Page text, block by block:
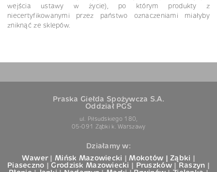
wejścia ustawy w życie), po którym produkty z
niecertyfikowanymi przez państwo oznaczeniami miałyby
zniknąć ze sklepów.
Praska Giełda Spożywcza S.A.
Oddział PGS
ul. Piłsudskiego 180,
05-091 Ząbki k. Warszawy
Działamy w:
Wawer|Mińsk Mazowiecki |Mokotów | Ząbki
Piaseczno
Grodzisk Mazowiecki Pruszków| Raszyn